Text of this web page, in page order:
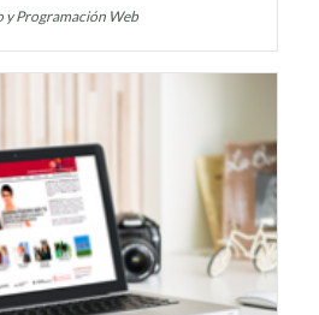
y Programación Web